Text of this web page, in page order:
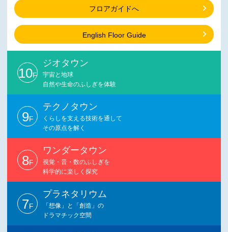
フロアガイドへ
English Floor Guide
10F
ジオタウン
宇宙と地球
自然や生命のふしぎを体験
9F
テクノタウン
くらしを支える技術を通して
その原点を解く
8F
ワンダータウン
視覚・音・数のふしぎを
科学的に楽しく探究
7F
プラネタリウム
「想像」と「創造」の
ドラマチック空間